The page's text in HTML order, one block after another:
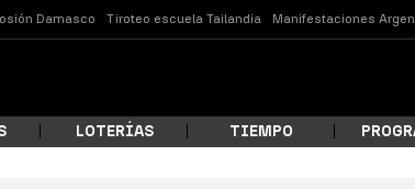
Damasco Tiroteo escuela Tailandia Manifestaciones
LOTERÍAS TIEMPO